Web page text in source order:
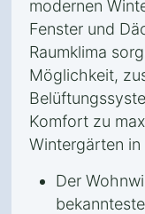
modernen
Fenster und
Raumklima
Möglichkeit,
Komfort zu
Wintergärten
Der